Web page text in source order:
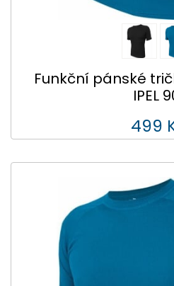
Funkční pánské
IPEL
499